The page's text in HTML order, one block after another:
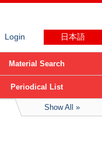
Login 日本語
Material Search
Periodical List
Show All